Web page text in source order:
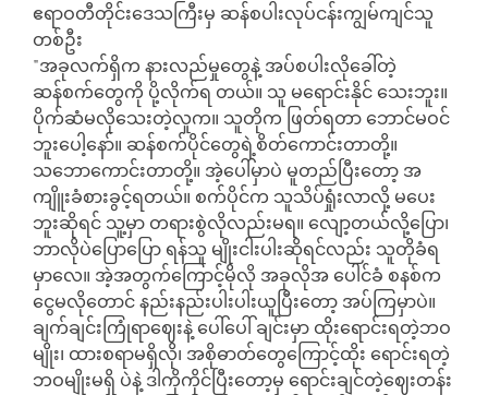
ဧရာဝတီတိုင်းဒေသကြီးမှ ဆန်စပါးလုပ်ငန်းကျွမ်ကျင်သူ
တစ်ဦး
"အခုလက်ရှိက နားလည်မှုတွေနဲ့ အပ်စပါးလိုခေါ်တဲ့
ဆန်စက်တွေကို ပို့လိုက်ရ တယ်။ သူ မရောင်းနိုင် သေးဘူး။
ပိုက်ဆံမလိုသေးတဲ့လူက။ သူတိုက ဖြတ်ရတာ ဘောင်မဝင်
ဘူးပေါ့နော်။ ဆန်စက်ပိုင်တွေရဲ့စိတ်ကောင်းတာတို့။
သဘောကောင်းတာတို့။ အဲ့ပေါ်မှာပဲ မူတည်ပြီးတော့ အ
ကျိူးခံစားခွင့်ရတယ်။ စက်ပိုင်က သူသိပ်ရှုံးလာလို့ မပေး
ဘူးဆိုရင် သူ့မှာ တရားစွဲလိုလည်းမရ။ လျော့တယ်လို့ပြော၊
ဘာလိုပဲပြောပြော ရန်သူ မျိုးငါးပါးဆိုရင်လည်း သူတိုခံရ
မှာလေ။ အဲ့အတွက်ကြောင့်မိုလို အခုလိုအ ပေါင်ခံ စနစ်က
ငွေမလိုတောင် နည်းနည်းပါးပါးယူပြီးတော့ အပ်ကြမှာပဲ။
ချက်ချင်းကြုံရာဈေးနဲ့ ပေါ်ပေါ် ချင်းမှာ ထိုးရောင်းရတဲ့ဘဝ
မျိုး၊ ထားစရာမရှိလို၊ အစိုဓာတ်တွေကြောင့်ထိုး ရောင်းရတဲ့
ဘဝမျိုးမရှိ ပဲနဲ့ ဒါကိုကိုင်ပြီးတော့မှ ရောင်းချင်တဲ့ဈေးတန်း